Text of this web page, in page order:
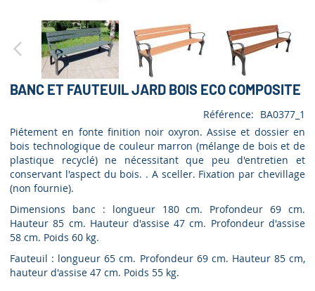
BANC ET FAUTEUIL JARD BOIS ECO COMPOSITE
Référence
BA0377_1
Piétement en fonte finition noir oxyron. Assise et dossier en
bois technologique de couleur marron (mélange de bois et de
plastique recyclé) ne nécessitant que peu d'entretien et
conservant l'aspect du bois. . A sceller. Fixation par chevillage
(non fournie).
Dimensions banc : longueur 180 cm. Profondeur 69 cm.
Hauteur 85 cm. Hauteur d'assise 47 cm. Profondeur d'assise
58 cm. Poids 60 kg.
Fauteuil : longueur 65 cm. Profondeur 69 cm. Hauteur 85 cm,
hauteur d'assise 47 cm. Poids 55 kg.